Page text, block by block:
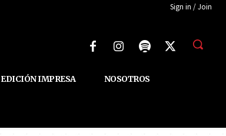
Sign in / Join
EDICIÓN IMPRESA NOSOTROS